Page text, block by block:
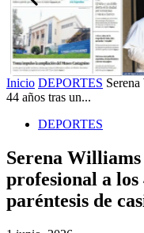
Inicio DEPORTES
44 años tras un...
DEPORTES
Serena
profesional a los
paréntesis de